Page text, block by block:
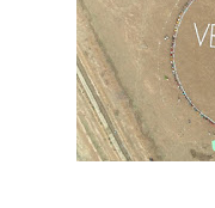
*ग्राम सभाओं के माध्यम से दी